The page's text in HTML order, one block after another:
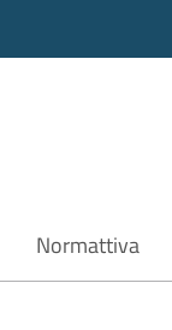
Normattiva